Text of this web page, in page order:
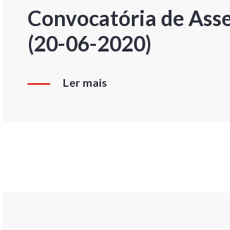
Convocatória de
(20-06-2020)
Ler mais